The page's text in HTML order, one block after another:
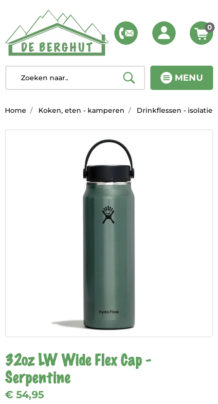
MENU
0
Home Koken, eten - kamperen Drinkflessen - isolatie
32oz LW Wide Flex Cap -
Serpentine
€ 54,95